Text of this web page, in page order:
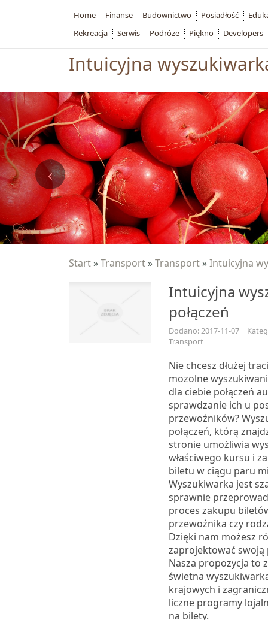
Intuicyjna
Start »Transport »Transport »Intuicyjna
Intuicyjna
połączeń
Dodano: 2017-11-07
Transport
Nie chcesz dłużej
mozolne
dla ciebie połączeń
sprawdzanie ich u
przewoźników?
połączeń, którą
stronie umożliwia
właściwego kursu i
biletu w ciągu paru
Wyszukiwarka jest
sprawnie
proces zakupu
przewoźnika czy
Dzięki nam możesz
zaprojektować
Nasza propozycja to
świetna
krajowych i
liczne programy
na bilety.
Home Finanse Budownictwo Posiadłość
Rekreacja
Serwis Podróże Piękno Developers